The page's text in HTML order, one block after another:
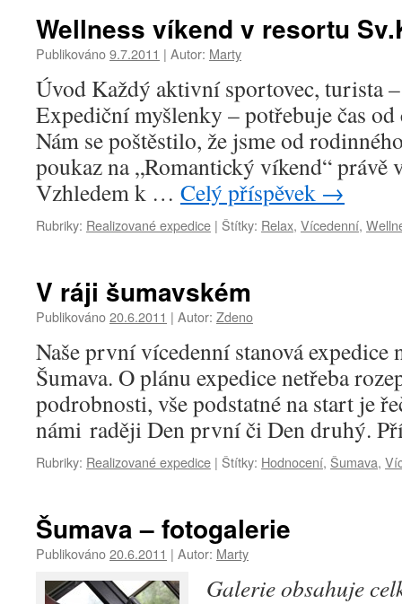
Wellness víkend v resortu
Publikováno9.7.2011 | Autor: Marty
Úvod Každý aktivní sportovec, turista
Expediční myšlenky – potřebuje čas od
Nám se poštěstilo, že jsme od
poukaz na „Romantický víkend“ právě
Vzhledem k … Celý příspěvek →
Rubriky: Realizované expedice | Štítky: Relax, Vícedenní,
V ráji šumavském
Publikováno20.6.2011 | Autor: Zdeno
Naše první vícedenní stanová expedice
Šumava. O plánu expedice netřeba
podrobnosti, vše podstatné na start je
námi raději Den první či Den druhý.
Rubriky: Realizované expedice | Štítky: Hodnocení, Šumava,
Šumava – fotogalerie
Publikováno20.6.2011 | Autor: Marty
Galerie obsahuje